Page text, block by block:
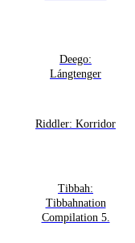
Deego:
Lángtenger
Riddler: Korridor
Tibbah:
Tibbahnation
Compilation 5.